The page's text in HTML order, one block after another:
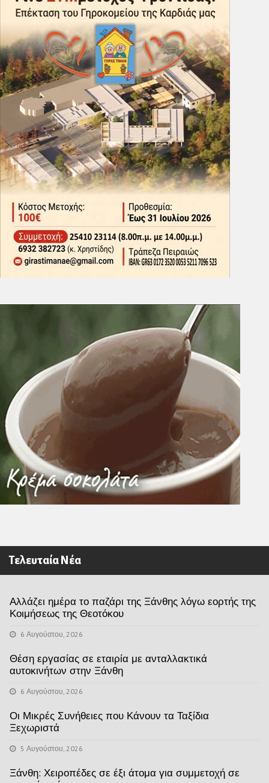
Τελευταία Νέα
Αλλάζει ημέρα το παζάρι της Ξάνθης λόγω εορτής της
Κοιμήσεως της Θεοτόκου
6 Αυγούστου, 2026
Θέση εργασίας σε εταιρία με ανταλλακτικά
αυτοκινήτων στην Ξάνθη
6 Αυγούστου, 2026
Οι Μικρές Συνήθειες που Κάνουν τα Ταξίδια
Ξεχωριστά
5 Αυγούστου, 2026
Ξάνθη: Χειροπέδες σε έξι άτομα για συμμετοχή σε